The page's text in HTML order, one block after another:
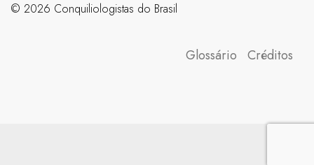
©️ 2026 Conquiliologistas do Brasil
Glossário Créditos